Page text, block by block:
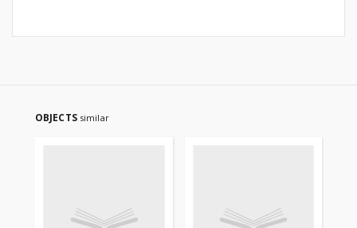
OBJECTS similar